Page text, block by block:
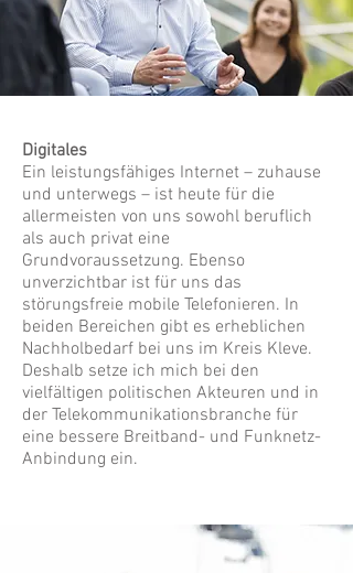
Digitales
Ein leistungsfähiges Internet – zuhause
und unterwegs – ist heute für die
allermeisten von uns sowohl beruflich
als auch privat eine
Grundvoraussetzung. Ebenso
unverzichtbar ist für uns das
störungsfreie mobile Telefonieren. In
beiden Bereichen gibt es erheblichen
Nachholbedarf bei uns im Kreis Kleve.
Deshalb setze ich mich bei den
vielfältigen politischen Akteuren und in
der Telekommunikationsbranche für
eine bessere Breitband- und Funknetz-
Anbindung ein.